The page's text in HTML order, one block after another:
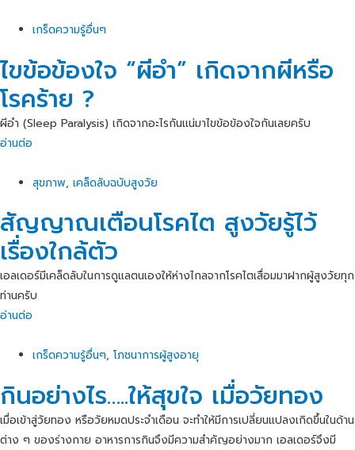
เกร็ดความรู้อื่นๆ
ไขข้อข้องใจ “ผีอำ” เกิดจากผีหรือ
โรคร้าย ?
ผีอำ (Sleep Paralysis) เกิดจากอะไรกันแน่มาไขข้อข้องใจกันเลยครับ
อ่านต่อ
สุขภาพ,เคล็ดลับฉบับสูงวัย
สัญญาณเตือนโรคไต สูงวัยรู้ไว้
เรื่องใกล้ตัว
เอลเดอร์มีเคล็ดลับในการดูแลตนเองให้ห่างไกลจากโรคไตเสื่อมมาฝากผู้สูงวัยทุก
ท่านครับ
อ่านต่อ
เกร็ดความรู้อื่นๆ,โภชนาการผู้สูงอายุ
กินอย่างไร…..ให้สุขใจ เมื่อวัยทอง
เมื่อเข้าสู่วัยทอง หรือวัยหมดประจำเดือน จะทำให้มีการเปลี่ยนแปลงเกิดขึ้นในด้าน
ต่าง ๆ ของร่างกาย อาหารการกินจึงมีความสำคัญอย่างมาก เอลเดอร์จึงมี